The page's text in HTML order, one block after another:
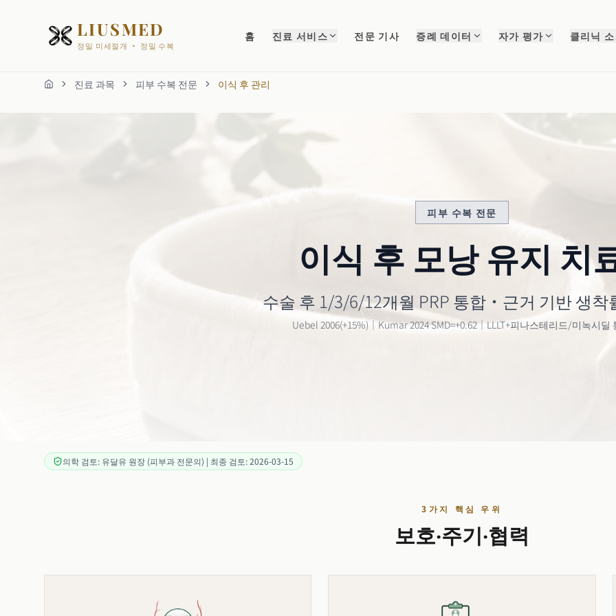
LIUSMED
정밀 미세절개 · 정밀 수복
홈 진료 서비스 전문 기사 증례 데이터 자가 평가 클리닉
홈 진료 과목 피부 수복 전문 이식 후 관리
피부 수복 전문
이식 후 모낭 유지 치
수술 후 1/3/6/12개월 PRP 통합·근거 기반 생착
Uebel 2006(+15%)｜Kumar 2024 SMD=+0.62｜LLLT+피나스테리드/미녹시딜
의학 검토: 유달유 원장 (피부과 전문의) | 최종 검토: 2026-03-15
3가지 핵심 우위
보호·주기·협력